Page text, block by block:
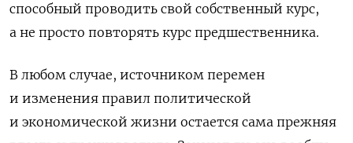
способный проводить свой собственный курс,
а не просто повторять курс предшественника.
В любом случае, источником перемен
и изменения правил политической
и экономической жизни остается сама прежняя